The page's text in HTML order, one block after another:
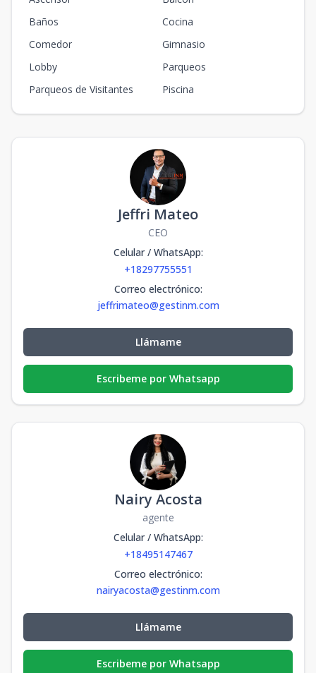
Baños
Cocina
Comedor
Gimnasio
Lobby
Parqueos
Parqueos de Visitantes
Piscina
Jeffri Mateo
CEO
Celular / WhatsApp:
+18297755551
Correo electrónico:
jeffrimateo@gestinm.com
Llámame
Escribeme por Whatsapp
Nairy Acosta
agente
Celular / WhatsApp:
+18495147467
Correo electrónico:
nairyacosta@gestinm.com
Llámame
Escribeme por Whatsapp